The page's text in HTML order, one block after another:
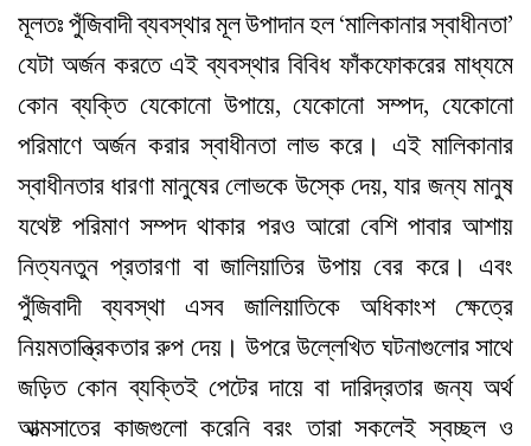
মূলতঃ পুঁজিবাদী ব্যবস্থার মূল উপাদান হল ‘মালিকানার স্বাধীনতা’
যেটা অর্জন করতে এই ব্যবস্থার বিবিধ ফাঁকফোকরের মাধ্যমে
কোন ব্যক্তি যেকোনো উপায়ে, যেকোনো সম্পদ, যেকোনো
পরিমাণে অর্জন করার স্বাধীনতা লাভ করে। এই মালিকানার
স্বাধীনতার ধারণা মানুষের লোভকে উস্কে দেয়, যার জন্য মানুষ
যথেষ্ট পরিমাণ সম্পদ থাকার পরও আরো বেশি পাবার আশায়
নিত্যনতুন প্রতারণা বা জালিয়াতির উপায় বের করে। এবং
পুঁজিবাদী ব্যবস্থা এসব জালিয়াতিকে অধিকাংশ ক্ষেত্রে
নিয়মতান্ত্রিকতার রুপ দেয়। উপরে উল্লেখিত ঘটনাগুলোর সাথে
জড়িত কোন ব্যক্তিই পেটের দায়ে বা দারিদ্রতার জন্য অর্থ
আত্মসাতের কাজগুলো করেনি বরং তারা সকলেই স্বচ্ছল ও